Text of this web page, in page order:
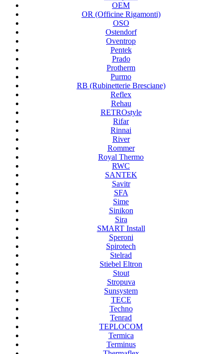
OEM
OR (Officine Rigamonti)
OSO
Ostendorf
Oventrop
Pentek
Prado
Protherm
Purmo
RB (Rubinetterie Bresciane)
Reflex
Rehau
RETROstyle
Rifar
Rinnai
River
Rommer
Royal Thermo
RWC
SANTEK
Savitr
SFA
Sime
Sinikon
Sira
SMART Install
Speroni
Spirotech
Stelrad
Stiebel Eltron
Stout
Stropuva
Sunsystem
TECE
Techno
Tenrad
TEPLOCOM
Termica
Terminus